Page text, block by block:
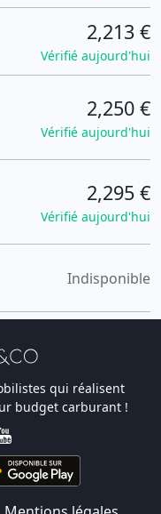
2,213 €
Vérifié aujourd'hui
2,250 €
Vérifié aujourd'hui
2,295 €
Vérifié aujourd'hui
Indisponible
qui réalisent
budget carburant !